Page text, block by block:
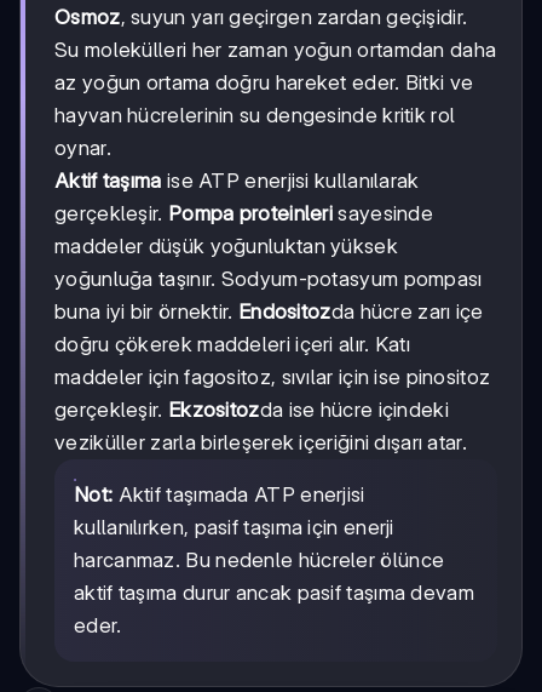
Osmoz, suyun yarı geçirgen zardan geçişidir.
Su molekülleri her zaman yoğun ortamdan daha
az yoğun ortama doğru hareket eder. Bitki ve
hayvan hücrelerinin su dengesinde kritik rol
oynar.
Aktif taşıma ise ATP enerjisi kullanılarak
gerçekleşir. Pompa proteinleri sayesinde
maddeler düşük yoğunluktan yüksek
yoğunluğa taşınır. Sodyum-potasyum pompası
buna iyi bir örnektir. Endositozda hücre zarı içe
doğru çökerek maddeleri içeri alır. Katı
maddeler için fagositoz, sıvılar için ise pinositoz
gerçekleşir. Ekzositozda ise hücre içindeki
veziküller zarla birleşerek içeriğini dışarı atar.
Not: Aktif taşımada ATP enerjisi
kullanılırken, pasif taşıma için enerji
harcanmaz. Bu nedenle hücreler ölünce
aktif taşıma durur ancak pasif taşıma devam
eder.